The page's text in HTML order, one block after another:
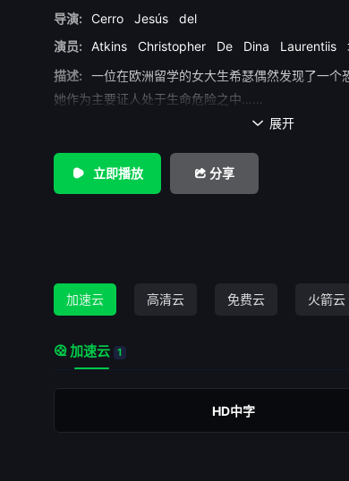
导演: Cerro Jesús del
演员:
Atkins Christopher De Dina Laurentiis
描述:
一位在欧洲留学的女大生希瑟偶然发现了一个
她作为主要证人处于生命危险之中……
 展开
立即播放 分享
加速云 高清云 免费云 火箭云
加速云 1
HD中字